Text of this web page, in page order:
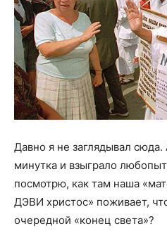
Давно я не заглядывал
минутка и взыграло
посмотрю, как там наша
ДЭВИ христос» поживает,
очередной «конец света»?